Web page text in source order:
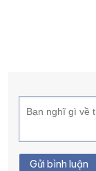
Gửi bình luận